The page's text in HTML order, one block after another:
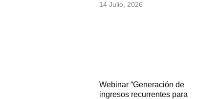
14 Julio, 2026
Webinar “Generación de
ingresos recurrentes para